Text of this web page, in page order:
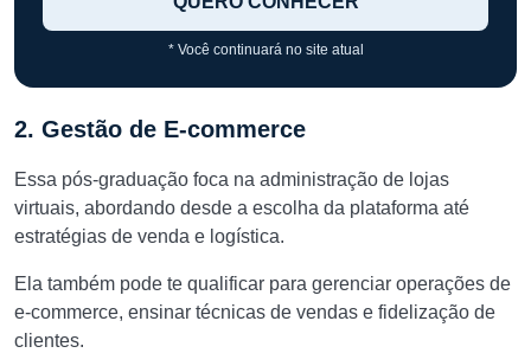
* Você continuará no site atual
2. Gestão de E-commerce
Essa pós-graduação foca na administração de lojas
virtuais, abordando desde a escolha da plataforma até
estratégias de venda e logística.
Ela também pode te qualificar para gerenciar operações de
e-commerce, ensinar técnicas de vendas e fidelização de
clientes.